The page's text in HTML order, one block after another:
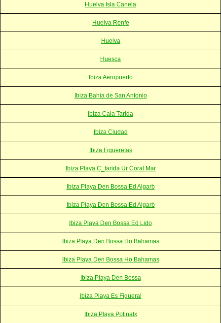
Huelva Isla Canela
Huelva Renfe
Huelva
Huesca
Ibiza Aeropuerto
Ibiza Bahia de San Antonio
Ibiza Cala Tarida
Ibiza Ciudad
Ibiza Figueretas
Ibiza Playa C_tarida Ur Coral Mar
Ibiza Playa Den Bossa Ed Algarb
Ibiza Playa Den Bossa Ed Algarb
Ibiza Playa Den Bossa Ed Lido
Ibiza Playa Den Bossa Ho Bahamas
Ibiza Playa Den Bossa Ho Bahamas
Ibiza Playa Den Bossa
Ibiza Playa Es Figueral
Ibiza Playa Potinatx